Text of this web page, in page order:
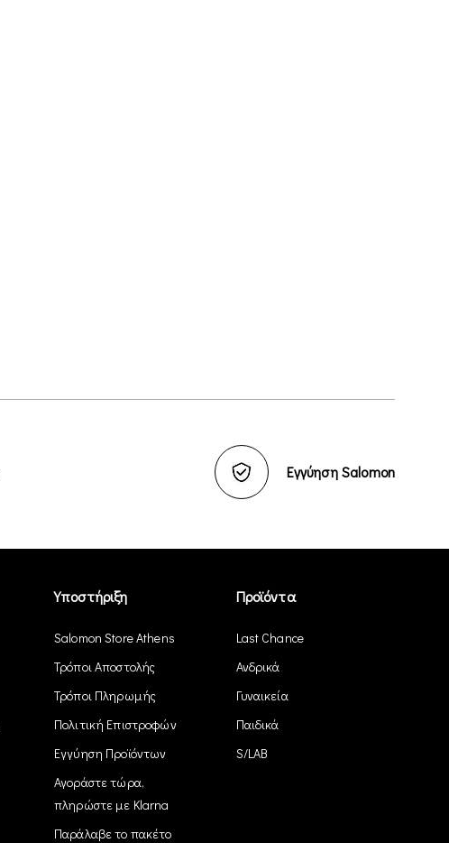
Εγγύηση Salomon
Υποστήριξη
Salomon Store Athens
Τρόποι Αποστολής
Τρόποι Πληρωμής
Πολιτική Επιστροφών
Εγγύηση Προϊόντων
Αγοράστε τώρα,
πληρώστε με Klarna
Παράλαβε το πακέτο
Προϊόντα
Last Chance
Ανδρικά
Γυναικεία
Παιδικά
S/LAB